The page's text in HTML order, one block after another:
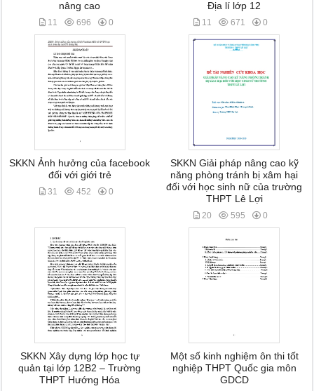
nâng cao
11 696 0
Địa lí lớp 12
11 671 0
SKKN Ảnh hưởng của facebook
đối với giới trẻ
31 452 0
SKKN Giải pháp nâng cao kỹ
năng phòng tránh bị xâm hại
đối với học sinh nữ của trường
THPT Lê Lợi
20 595 0
SKKN Xây dựng lớp học tự
quản tại lớp 12B2 – Trường
THPT Hướng Hóa
Một số kinh nghiệm ôn thi tốt
nghiệp THPT Quốc gia môn
GDCD